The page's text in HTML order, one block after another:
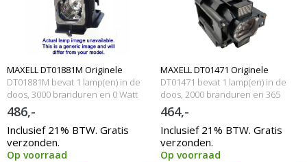
MAXELL DT01881M Originele
lampmodule
DT01881M bevat 1 lamp(en) in de
doos, 3000 branduren en 0 Watt
486,-
Inclusief 21% BTW. Gratis
verzonden.
Op voorraad
MAXELL DT01471 Originele
lampmodule
DT01471 bevat 1 lamp(en) in de
doos, 2000 branduren en 365
Watt
464,-
Inclusief 21% BTW. Gratis
verzonden.
Op voorraad